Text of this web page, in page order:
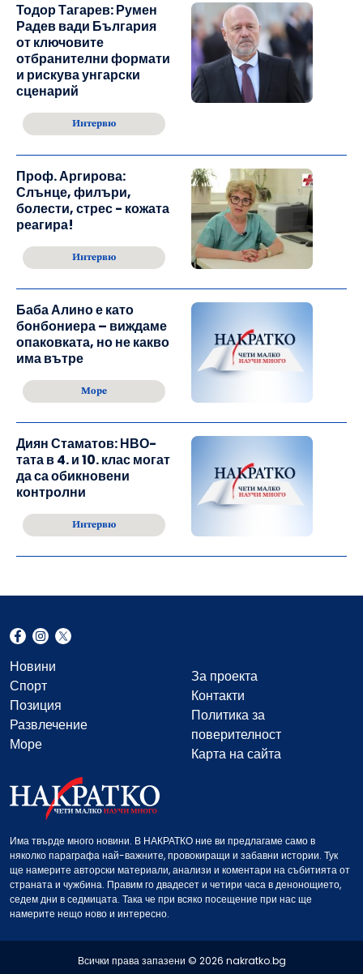
Тодор Тагарев: Румен
Радев вади България
от ключовите
отбранителни формати
и рискува унгарски
сценарий
Интервю
Проф. Аргирова:
Слънце, филъри,
болести, стрес - кожата
реагира!
Интервю
Баба Алино е като
бонбониера – виждаме
опаковката, но не какво
има вътре
Море
Диян Стаматов: НВО-
тата в 4. и 10. клас могат
да са обикновени
контролни
Интервю
Новини
Спорт
Позиция
Развлечение
Море
За проекта
Контакти
Политика за
поверителност
Карта на сайта
Има твърде много новини. В НАКРАТКО ние ви предлагаме само в
няколко параграфа най-важните, провокиращи и забавни истории. Тук
ще намерите авторски материали, анализи и коментари на събитията от
страната и чужбина. Правим го двадесет и четири часа в денонощието,
седем дни в седмицата. Така че при всяко посещение при нас ще
намерите нещо ново и интересно.
Всички права запазени © 2026 nakratko.bg